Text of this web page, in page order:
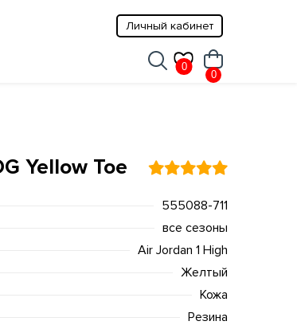
0
Личный кабинет
0
Yellow Toe
555088-711
все сезоны
Air Jordan 1 High
Желтый
Кожа
Резина